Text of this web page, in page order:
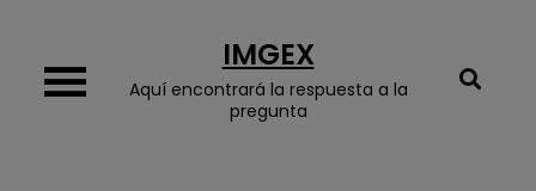
content
IMGEX
Aquí encontrará la respuesta a la
pregunta